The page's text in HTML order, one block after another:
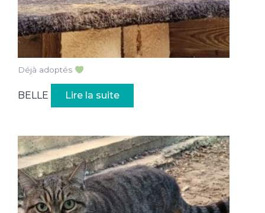
Déjà adoptés
BELLE Lire la suite